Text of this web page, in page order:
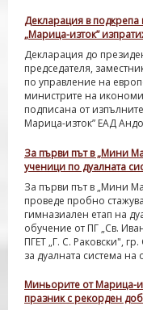
Декларация в
„Марица-изток”
Декларация до
председателя,
по управление на
министрите на
подписана от
Марица-изток” ЕАД
За първи път в „Мини
ученици по дуалната
За първи път в „Мини
проведе пробно
гимназиален етап на
обучение от ПГ „Св.
ПГЕТ „Г. С. Раковски",
за дуалната система на
Миньорите от Марица-
празник с рекорден